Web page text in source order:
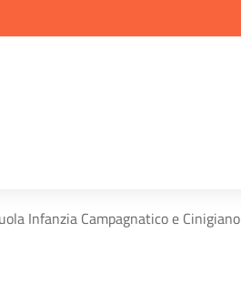
Infanzia Campagnatico e Cinigiano